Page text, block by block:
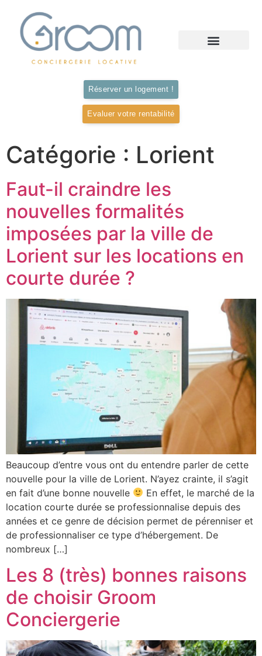
Réserver un logement !
Evaluer votre rentabilité
Catégorie : Lorient
Faut-il craindre les
nouvelles formalités
imposées par la ville de
Lorient sur les locations en
courte durée ?
Beaucoup d’entre vous ont du entendre parler de cette
nouvelle pour la ville de Lorient. N’ayez crainte, il s’agit
en fait d’une bonne nouvelle
En effet, le marché de la
location courte durée se professionnalise depuis des
années et ce genre de décision permet de pérenniser et
de professionnaliser ce type d’hébergement. De
nombreux […]
Les 8 (très) bonnes raisons
de choisir Groom
Conciergerie